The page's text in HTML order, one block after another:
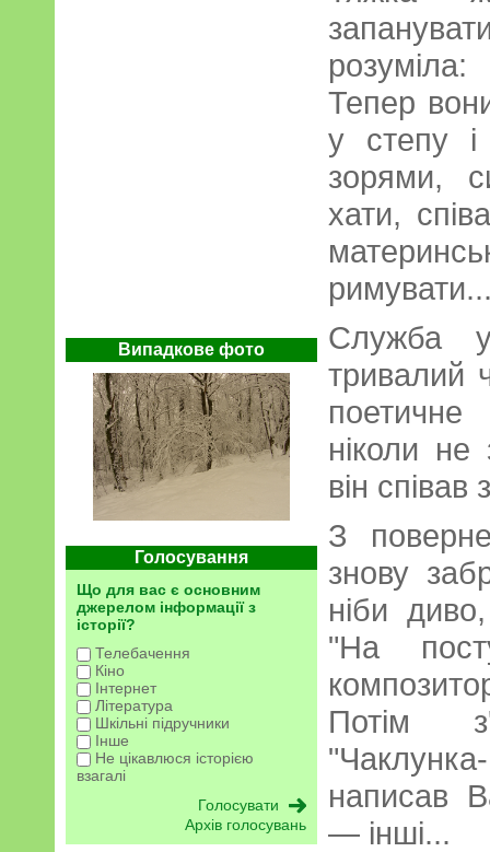
Випадкове фото
Голосування
Що для вас є основним
джерелом інформації з
історії?
Телебачення
Кіно
Інтернет
Література
Шкільні підручники
Інше
Не цікавлюся історією
взагалі
Архів голосувань
Тепер
у степу
зорями,
хати,
Служба
тривалий
поетичне
ніколи
він
З
знову
ніби
"На
Потім
написав
— інші...